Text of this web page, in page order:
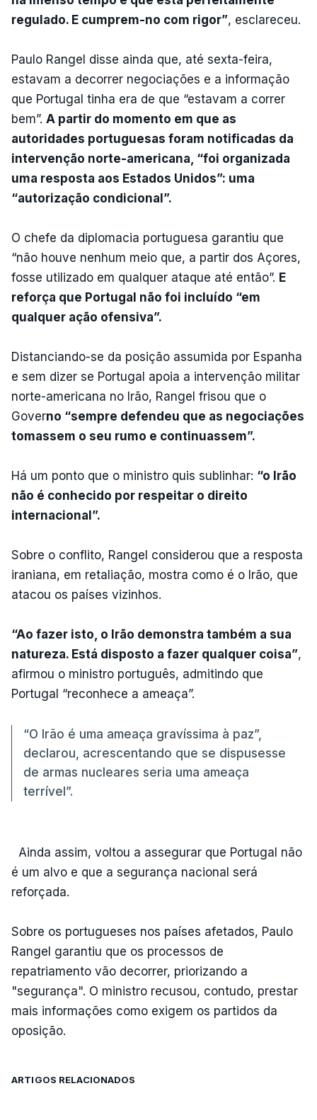
regulado. E cumprem-no com rigor”, esclareceu.
Paulo Rangel disse ainda que, até sexta-feira,
estavam a decorrer negociações e a informação
que Portugal tinha era de que “estavam a correr
bem”. A partir do momento em que as
autoridades portuguesas foram notificadas da
intervenção norte-americana, “foi organizada
uma resposta aos Estados Unidos”: uma
“autorização condicional”.
O chefe da diplomacia portuguesa garantiu que
“não houve nenhum meio que, a partir dos Açores,
fosse utilizado em qualquer ataque até então”. E
reforça que Portugal não foi incluído “em
qualquer ação ofensiva”.
Distanciando-se da posição assumida por Espanha
e sem dizer se Portugal apoia a intervenção militar
norte-americana no Irão, Rangel frisou que o
Governo “sempre defendeu que as negociações
tomassem o seu rumo e continuassem”.
Há um ponto que o ministro quis sublinhar: “o Irão
não é conhecido por respeitar o direito
internacional”.
Sobre o conflito, Rangel considerou que a resposta
iraniana, em retaliação, mostra como é o Irão, que
atacou os países vizinhos.
“Ao fazer isto, o Irão demonstra também a sua
natureza. Está disposto a fazer qualquer coisa”,
afirmou o ministro português, admitindo que
Portugal “reconhece a ameaça”.
“O Irão é uma ameaça gravíssima à paz”,
declarou, acrescentando que se dispusesse
de armas nucleares seria uma ameaça
terrível”.
Ainda assim, voltou a assegurar que Portugal não
é um alvo e que a segurança nacional será
reforçada.
Sobre os portugueses nos países afetados, Paulo
Rangel garantiu que os processos de
repatriamento vão decorrer, priorizando a
"segurança". O ministro recusou, contudo, prestar
mais informações como exigem os partidos da
oposição.
ARTIGOS RELACIONADOS